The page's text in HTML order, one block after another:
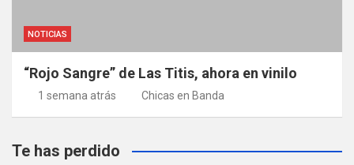
NOTICIAS
“Rojo Sangre” de Las Titis, ahora en vinilo
1 semana atrás Chicas en Banda
Te has perdido